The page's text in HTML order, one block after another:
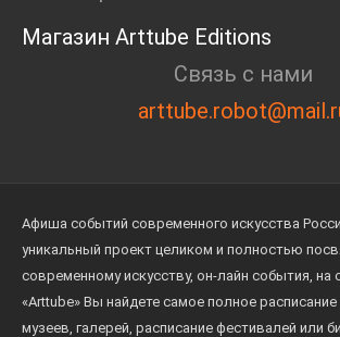
Магазин Arttube Editions
Связь с нами
Афиша событий современного искусства
уникальный проект целиком и полностью
современному искусству, он-лайн события, на
«Arttube» Вы найдете самое полное
музеев, галерей, расписание фестивалей или